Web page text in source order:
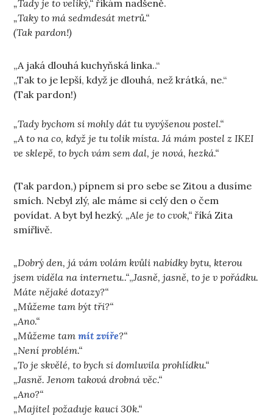
„Tady je to veliký,“říkám nadšeně.
„Taky to má sedmdesát metrů.“
(Tak pardon!)
„A jaká dlouhá kuchyňská linka..“
„Tak to je lepší, když je dlouhá, než krátká, ne.“
(Tak pardon!)
„Tady bychom si mohly dát tu vyvýšenou postel.“
„A to na co, když je tu tolik místa. Já mám postel z IKEI
ve sklepě, to bych vám sem dal, je nová, hezká.“
(Tak pardon,) pípnem si pro sebe se Zitou a dusíme
smích. Nebyl zlý, ale máme si celý den o čem
povídat. A byt byl hezký.„Ale je to cvok,“říká Zita
smířlivě.
„Dobrý den, já vám volám kvůli nabídky bytu, kterou
jsem viděla na internetu..“„Jasně, jasně, to je v pořádku.
Máte nějaké dotazy?“
„Můžeme tam být tři?“
„Ano.“
„Můžeme tammít zvíře?“
„Není problém.“
„To je skvělé, to bych si domluvila prohlídku.“
„Jasně. Jenom taková drobná věc.“
„Ano?“
„Majitel požaduje kauci 30k.“